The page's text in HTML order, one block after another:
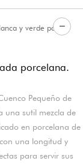
y verde pálido
porcelana.
Pequeño de
una sutil mezcla de
en porcelana de
una longitud y
para servir sus